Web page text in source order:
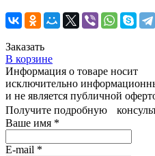
Заказать
В корзине
Информация о товаре носит
исключительно
и не является публичной
Получите подробную
Ваше имя *
E-mail *